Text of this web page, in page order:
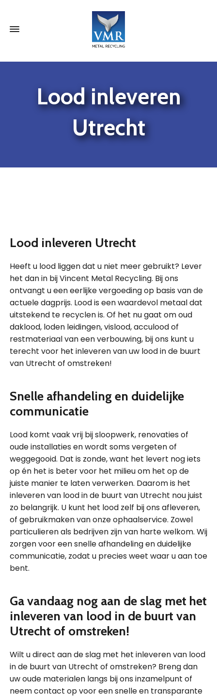
Lood inleveren
Utrecht
Lood inleveren Utrecht
Heeft u lood liggen dat u niet meer gebruikt? Lever
het dan in bij Vincent Metal Recycling. Bij ons
ontvangt u een eerlijke vergoeding op basis van de
actuele dagprijs. Lood is een waardevol metaal dat
uitstekend te recyclen is. Of het nu gaat om oud
daklood, loden leidingen, vislood, acculood of
restmateriaal van een verbouwing, bij ons kunt u
terecht voor het inleveren van uw lood in de buurt
van Utrecht of omstreken!
Snelle afhandeling en duidelijke
communicatie
Lood komt vaak vrij bij sloopwerk, renovaties of
oude installaties en wordt soms vergeten of
weggegooid. Dat is zonde, want het levert nog iets
op én het is beter voor het milieu om het op de
juiste manier te laten verwerken. Daarom is het
inleveren van lood in de buurt van Utrecht nou juist
zo belangrijk. U kunt het lood zelf bij ons afleveren,
of gebruikmaken van onze ophaalservice. Zowel
particulieren als bedrijven zijn van harte welkom. Wij
zorgen voor een snelle afhandeling en duidelijke
communicatie, zodat u precies weet waar u aan toe
bent.
Ga vandaag nog aan de slag met het
inleveren van lood in de buurt van
Utrecht of omstreken!
Wilt u direct aan de slag met het inleveren van lood
in de buurt van Utrecht of omstreken? Breng dan
uw oude materialen langs bij ons inzamelpunt of
neem contact op voor een snelle en transparante